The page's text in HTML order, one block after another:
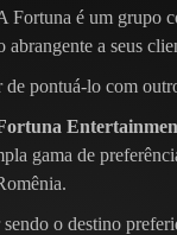
Fortuna é um grupo
a seus
pontuá-lo com
gama de
o destino